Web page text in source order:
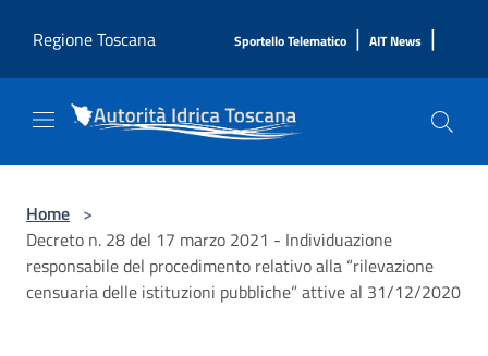
Regione Toscana
Sportello Telematico | AIT News |
Home >
Decreto n. 28 del 17 marzo 2021 - Individuazione
responsabile del procedimento relativo alla “rilevazione
censuaria delle istituzioni pubbliche” attive al 31/12/2020